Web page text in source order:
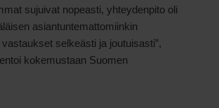
sujuivat nopeasti, yhteydenpito oli
asiantuntemattomiinkin
selkeästi ja joutuisasti”,
kokemustaan Suomen